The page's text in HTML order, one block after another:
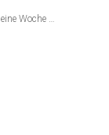
Woche …